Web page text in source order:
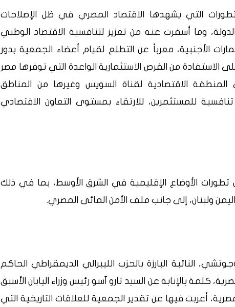
التي يشهدها الاقتصاد المصري في ظل الإصلاحات
وما أسفرت عنه من تعزيز لتنافسية الاقتصاد الوطني
الأجنبية، معرباً عن التطلع لقيام أعضاء الجمعية بدور
الاستفادة من الفرص الاستثمارية الواعدة التي توفرها مصر
الاقتصادية لقناة السويس وغيرها من المناطق
تنافسية للمستثمرين، للارتقاء بمستوى التعاون الاقتصادي
تطورات الأوضاع الإقليمية في الشرق الأوسط، بما في ذلك
ولبنان، إلى جانب ملف الأمن المائى المصري.
النائبة البارزة بالحزب الليبرالي الديمقراطي الحاكم
كلمة بالإنابة عن السيد تارو آسو رئيس وزراء اليابان الأسبق
أعربت فيها عن تقدير الجمعية للعلاقات التاريخية التي